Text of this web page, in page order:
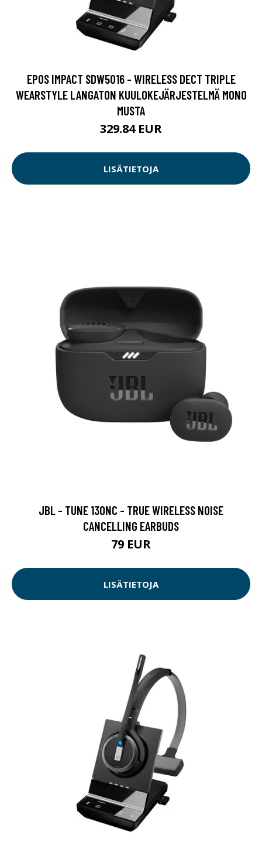
EPOS IMPACT SDW5016 - WIRELESS DECT TRIPLE
WEARSTYLE LANGATON KUULOKEJÄRJESTELMÄ MONO
MUSTA
329.84 EUR
LISÄTIETOJA
JBL - TUNE 130NC - TRUE WIRELESS NOISE
CANCELLING EARBUDS
79 EUR
LISÄTIETOJA